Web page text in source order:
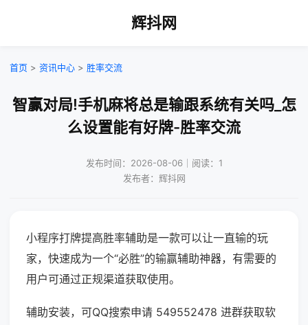
辉抖网
首页 > 资讯中心 > 胜率交流
智赢对局!手机麻将总是输跟系统有关吗_怎
么设置能有好牌-胜率交流
发布时间：2026-08-06｜阅读：1
发布者：辉抖网
小程序打牌提高胜率辅助是一款可以让一直输的玩
家，快速成为一个“必胜”的输赢辅助神器，有需要的
用户可通过正规渠道获取使用。
辅助安装，可QQ搜索申请 549552478 进群获取软